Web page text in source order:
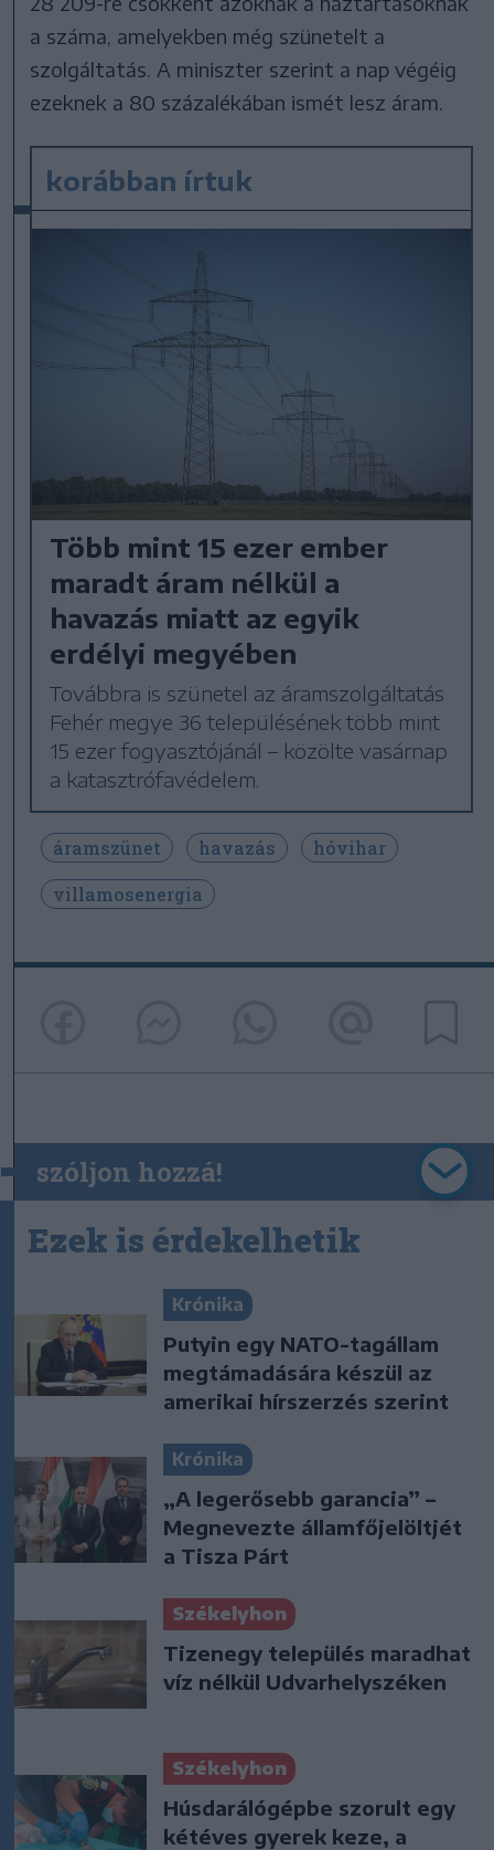
a száma, amelyekben még szünetelt a
szolgáltatás. A miniszter szerint a nap végéig
ezeknek a 80 százalékában ismét lesz áram.
korábban írtuk
Több mint 15 ezer ember
maradt áram nélkül a
havazás miatt az egyik
erdélyi megyében
Továbbra is szünetel az áramszolgáltatás
Fehér megye 36 településének több mint
15 ezer fogyasztójánál – közölte vasárnap
a katasztrófavédelem.
áramszünet havazás
hóvihar
villamosenergia
szóljon hozzá!
Ezek is érdekelhetik
Krónika
Putyin egy NATO-tagállam
megtámadására készül az
amerikai hírszerzés szerint
Krónika
„A legerősebb garancia” –
Megnevezte államfőjelöltjét
a Tisza Párt
Székelyhon
Tizenegy település maradhat
víz nélkül Udvarhelyszéken
Székelyhon
Húsdarálógépbe szorult egy
kétéves gyerek keze, a